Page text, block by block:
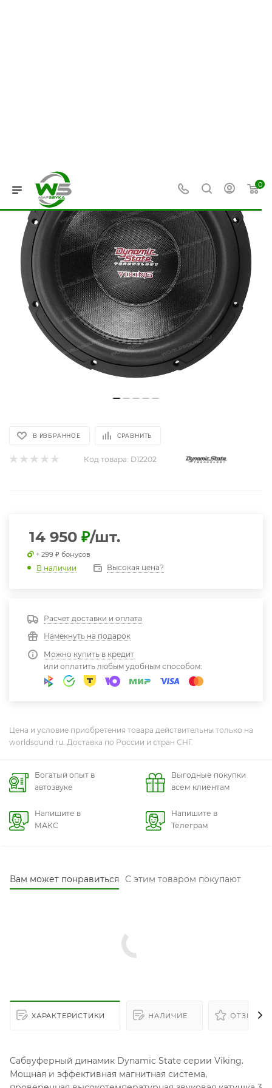
В ИЗБРАННОЕ СРАВНИТЬ
Код товара: D12202
14 950 ₽/шт.
+ 299 ₽ бонусов
В наличии Высокая цена?
Расчет доставки и оплата
Намекнуть на подарок
Можно купить в кредит
или оплатить любым удобным способом:
Цена и условие приобретения товара действительны только на
worldsound.ru. Доставка по России и стран СНГ.
Богатый опыт в
автозвуке
Выгодные покупки
всем клиентам
Напишите в
МАКС
Напишите в
Телеграм
Вам может понравиться С этим товаром покупают
ХАРАКТЕРИСТИКИ НАЛИЧИЕ ОТЗЫВЫ
Сабвуферный динамик Dynamic State серии Viking.
Мощная и эффективная магнитная система,